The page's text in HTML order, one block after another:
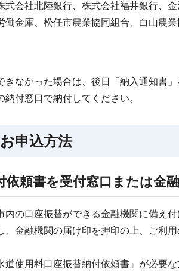
式会社北陸銀行、株式会社福井銀行、
働金庫、松任市農業協同組合、白山農
きなかった場合は、後日「納入通知書
納付窓口で納付してください。
申込方法
依頼書を受付窓口または金
内の口座振替ができる金融機関に備え
、金融機関の届け印を押印の上、ご利
道使用料口座振替納付依頼書』が必要